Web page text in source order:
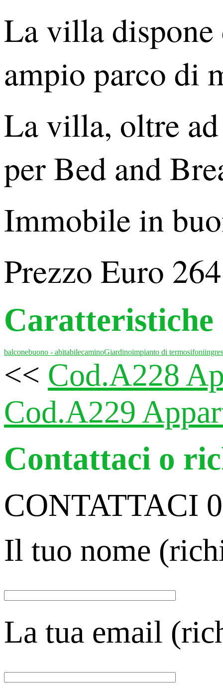
La villa
ampio parco di
La villa, oltre ad
per Bed and
Immobile in
Prezzo Euro
Caratteristiche
balconebuono - abitabilecaminoGiardinoimpianto di termosifoni
<< Cod.A228
Cod.A229
Contattaci o
CONTATTACI
Il tuo nome
La tua email